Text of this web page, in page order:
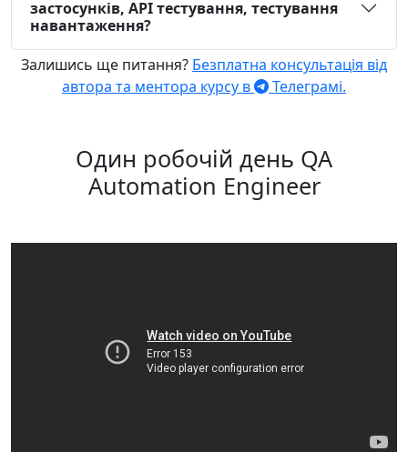
застосунків, API тестування, тестування
навантаження?
Залишись ще питання? Безплатна консультація від
автора та ментора курсу в
Телеграмі.
Один робочій день QA
Automation Engineer